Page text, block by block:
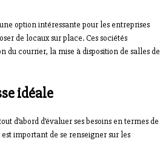
option intéressante pour les entreprises
de locaux sur place. Ces sociétés
du courrier, la mise à disposition de salles de
idéale
d’abord d’évaluer ses besoins en termes de
important de se renseigner sur les